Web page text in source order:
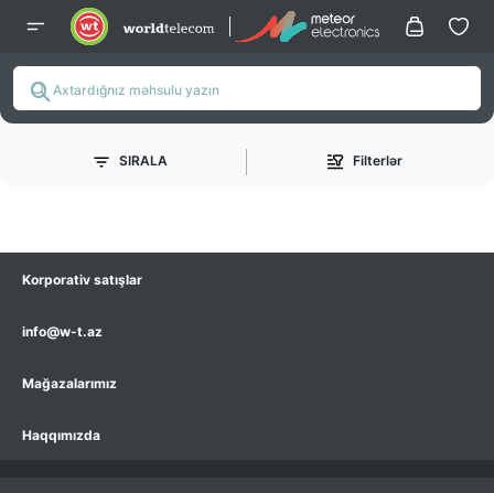
SIRALA Filterlər
Korporativ satışlar
info@w-t.az
Mağazalarımız
Haqqımızda